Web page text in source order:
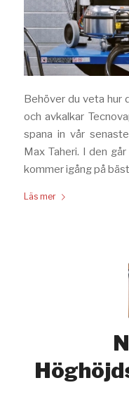
Behöver du veta hur
och avkalkar
spana in vår
Max Taheri. I den
kommer igång på
Läs mer